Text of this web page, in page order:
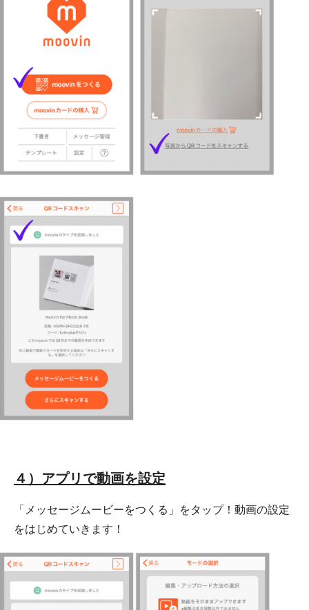
４）アプリで動画を設定
「メッセージムービーをつくる」をタップ！動画の設定
をはじめていきます！